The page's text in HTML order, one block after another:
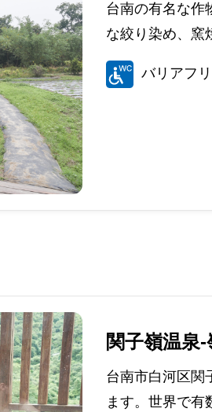
台南の有名な作
な絞り染め、窯
バリアフ
関子嶺温泉
台南市白河区関
ます。世界で有